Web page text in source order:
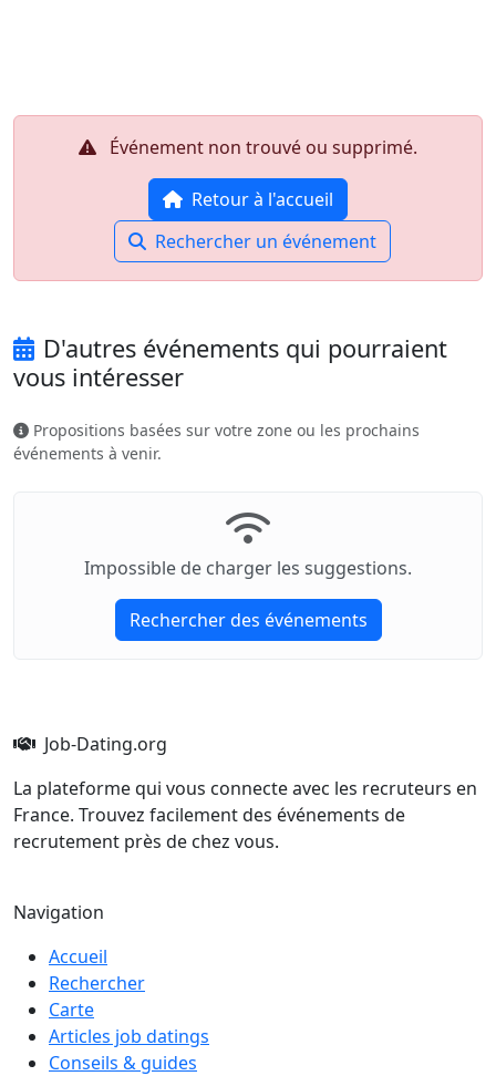
Événement non trouvé ou supprimé.
Retour à l'accueil
Rechercher un événement
D'autres événements qui pourraient
vous intéresser
Propositions basées sur votre zone ou les prochains
événements à venir.
Impossible de charger les suggestions.
Rechercher des événements
Job-Dating.org
La plateforme qui vous connecte avec les recruteurs en
France. Trouvez facilement des événements de
recrutement près de chez vous.
Navigation
Accueil
Rechercher
Carte
Articles job datings
Conseils & guides